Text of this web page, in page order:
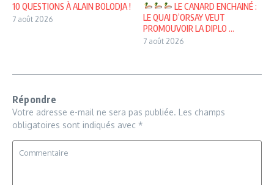
10 QUESTIONS À ALAIN BOLODJA !
7 août 2026
LE CANARD ENCHAINÉ :
LE QUAI D’ORSAY VEUT
PROMOUVOIR LA DIPLO ...
7 août 2026
Répondre
Votre adresse e-mail ne sera pas publiée. Les champs
obligatoires sont indiqués avec *